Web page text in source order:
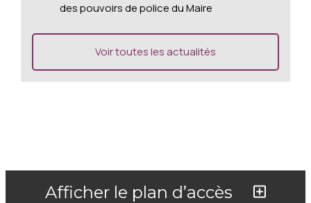
des pouvoirs de police du Maire
Voir toutes les actualités
Afficher le plan d’accès